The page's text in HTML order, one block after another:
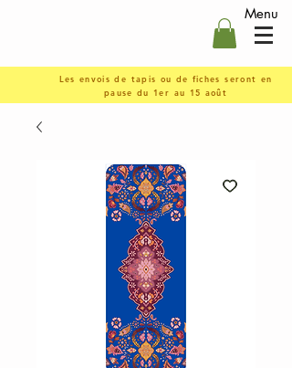
Menu
Les envois de tapis ou de fiches seront en
pause du 1er au 15 août